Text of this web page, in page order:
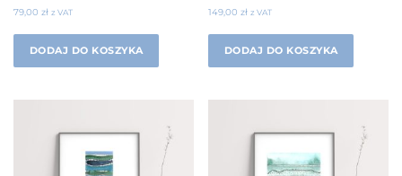
79,00 zł z VAT
DODAJ DO KOSZYKA
149,00 zł z VAT
DODAJ DO KOSZYKA